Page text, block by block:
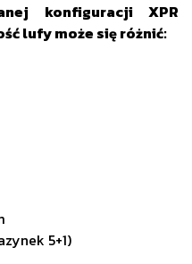
konfiguracji XPR
lufy może się różnić:
5+1)